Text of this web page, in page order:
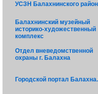
УСЗН Балахнинского
Балахнинский музейный
историко-художественный
комплекс
Отдел вневедомственной
охраны г. Балахна
Городской портал